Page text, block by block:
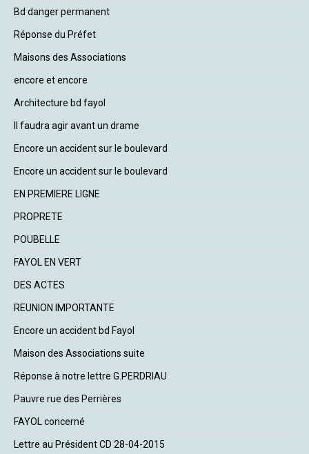
Bd danger permanent
Réponse du Préfet
Maisons des Associations
encore et encore
Architecture bd fayol
Il faudra agir avant un drame
Encore un accident sur le boulevard
Encore un accident sur le boulevard
EN PREMIERE LIGNE
PROPRETE
POUBELLE
FAYOL EN VERT
DES ACTES
REUNION IMPORTANTE
Encore un accident bd Fayol
Maison des Associations suite
Réponse à notre lettre G.PERDRIAU
Pauvre rue des Perrières
FAYOL concerné
Lettre au Président CD 28-04-2015